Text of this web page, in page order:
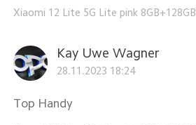
Xiaomi 12 Lite 5G Lite pink 8GB+128GB
Kay Uwe Wagner
28.11.2023 18:24
Top Handy